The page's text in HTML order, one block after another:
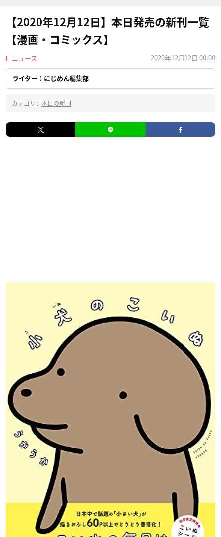
【2020年12月12日】本日発売の新刊一覧
【漫画・コミックス】
ニュース 2020年12月12日 00:00
ライター：にじめん編集部
カテゴリ : 本日の新刊